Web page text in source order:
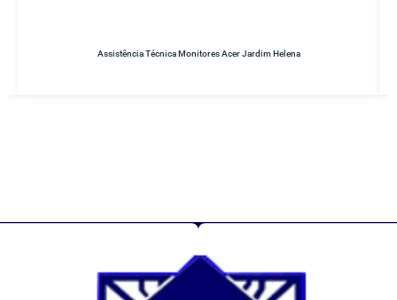
Conserto de No-breaks Parque do Carmo